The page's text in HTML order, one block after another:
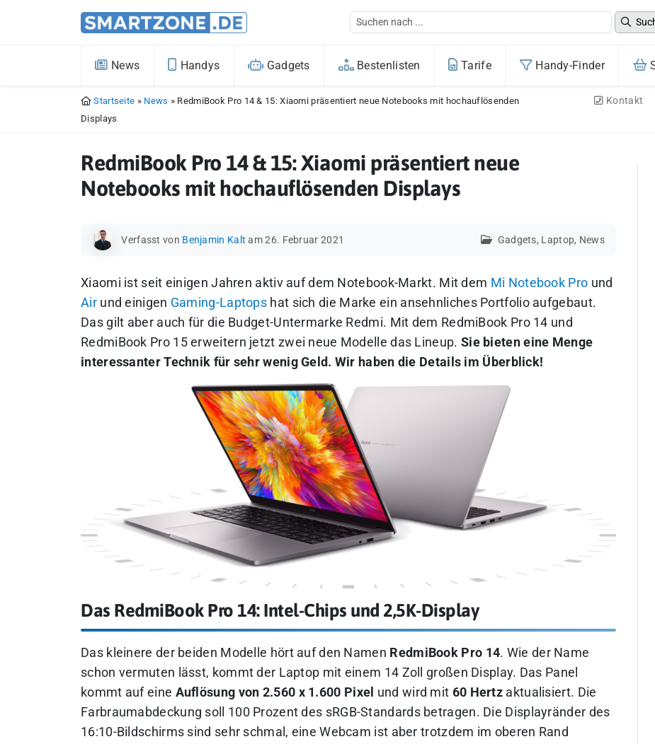
News Handys Gadgets Bestenlisten Tarife Handy-Finder
Startseite » News » RedmiBook Pro 14 & 15: Xiaomi präsentiert neue Notebooks mit hochauflösenden
Displays
Kontakt
RedmiBook Pro 14 & 15: Xiaomi präsentiert neue
Notebooks mit hochauflösenden Displays
Verfasst von Benjamin Kalt am 26. Februar 2021 Gadgets, Laptop, News
Xiaomi ist seit einigen Jahren aktiv auf dem Notebook-Markt. Mit dem Mi Notebook Pro und
Airund einigen Gaming-Laptops hat sich die Marke ein ansehnliches Portfolio aufgebaut.
Das gilt aber auch für die Budget-Untermarke Redmi. Mit dem RedmiBook Pro 14 und
RedmiBook Pro 15 erweitern jetzt zwei neue Modelle das Lineup. Sie bieten eine Menge
interessanter Technik für sehr wenig Geld. Wir haben die Details im Überblick!
Das RedmiBook Pro 14: Intel-Chips und 2,5K-Display
Das kleinere der beiden Modelle hört auf den Namen RedmiBook Pro 14. Wie der Name
schon vermuten lässt, kommt der Laptop mit einem 14 Zoll großen Display. Das Panel
kommt auf eine Auflösung von 2.560 x 1.600 Pixel und wird mit 60 Hertz aktualisiert. Die
Farbraumabdeckung soll 100 Prozent des sRGB-Standards betragen. Die Displayränder des
16:10-Bildschirms sind sehr schmal, eine Webcam ist aber trotzdem im oberen Rand